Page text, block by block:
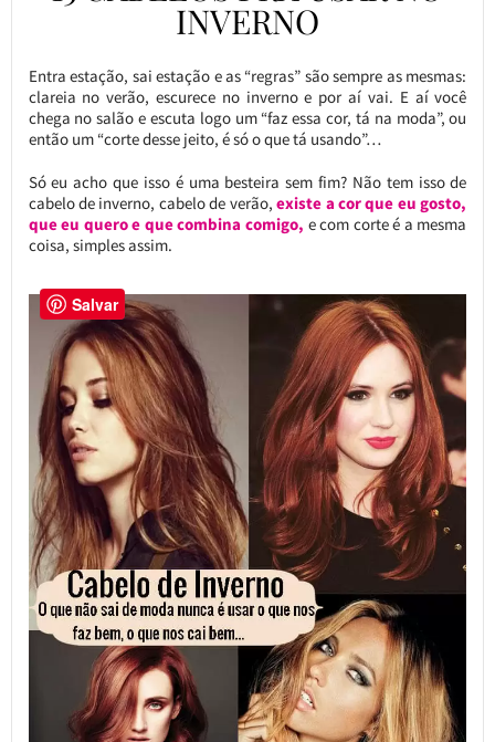
INVERNO
Entra estação, sai estação e as “regras” são sempre as mesmas:
clareia no verão, escurece no inverno e por aí vai. E aí você
chega no salão e escuta logo um “faz essa cor, tá na moda”, ou
então um “corte desse jeito, é só o que tá usando”…
Só eu acho que isso é uma besteira sem fim? Não tem isso de
cabelo de inverno, cabelo de verão, existe a cor que eu gosto,
que eu quero e que combina comigo, e com corte é a mesma
coisa, simples assim.
Salvar